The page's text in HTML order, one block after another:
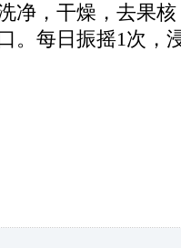
，干燥，去果核
。每日振摇1次，